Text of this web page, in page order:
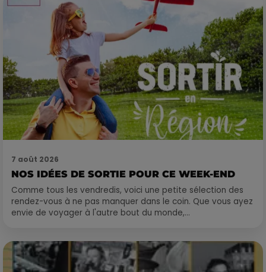
7 août 2026
NOS IDÉES DE SORTIE POUR CE WEEK-END
Comme tous les vendredis, voici une petite sélection des
rendez-vous à ne pas manquer dans le coin. Que vous ayez
envie de voyager à l'autre bout du monde,...